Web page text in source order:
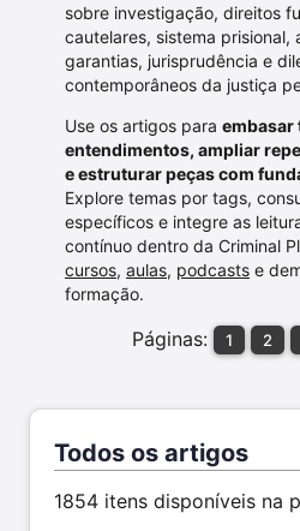
sobre investigação, direitos
cautelares, sistema prisional,
garantias, jurisprudência e
contemporâneos da justiça
Use os artigos para embasar
entendimentos, ampliar
e estruturar peças com
Explore temas por tags,
específicos e integre as
contínuo dentro da Criminal
cursos, aulas, podcasts e
formação.
Páginas: 1 2
Todos os artigos
1854 itens disponíveis na